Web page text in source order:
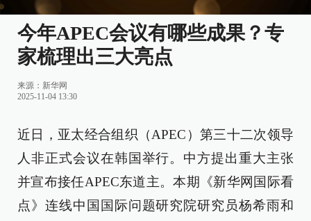
今年APEC会议有哪些成果？专
家梳理出三大亮点
来源： 新华网
2025-11-04 13:30
近日，亚太经合组织（APEC）第三十二次领导
人非正式会议在韩国举行。中方提出重大主张
并宣布接任APEC东道主。本期《新华网国际看
点》连线中国国际问题研究院研究员杨希雨和